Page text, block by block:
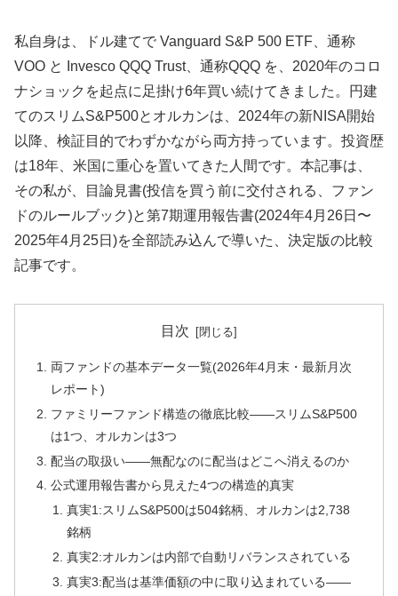
私自身は、ドル建てで Vanguard S&P 500 ETF、通称
VOO と Invesco QQQ Trust、通称QQQ を、2020年のコロ
ナショックを起点に足掛け6年買い続けてきました。円建
てのスリムS&P500とオルカンは、2024年の新NISA開始
以降、検証目的でわずかながら両方持っています。投資歴
は18年、米国に重心を置いてきた人間です。本記事は、
その私が、目論見書(投信を買う前に交付される、ファン
ドのルールブック)と第7期運用報告書(2024年4月26日〜
2025年4月25日)を全部読み込んで導いた、決定版の比較
記事です。
目次
両ファンドの基本データ一覧(2026年4月末・最新月次
レポート)
ファミリーファンド構造の徹底比較——スリムS&P500
は1つ、オルカンは3つ
配当の取扱い——無配なのに配当はどこへ消えるのか
公式運用報告書から見えた4つの構造的真実
真実1:スリムS&P500は504銘柄、オルカンは2,738
銘柄
真実2:オルカンは内部で自動リバランスされている
真実3:配当は基準価額の中に取り込まれている——